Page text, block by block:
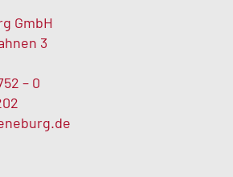
GmbH
3
– 0